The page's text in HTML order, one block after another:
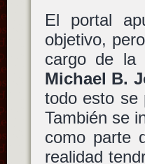
El portal
objetivo,
cargo de la
Michael B.
todo esto se
También se
como parte
realidad